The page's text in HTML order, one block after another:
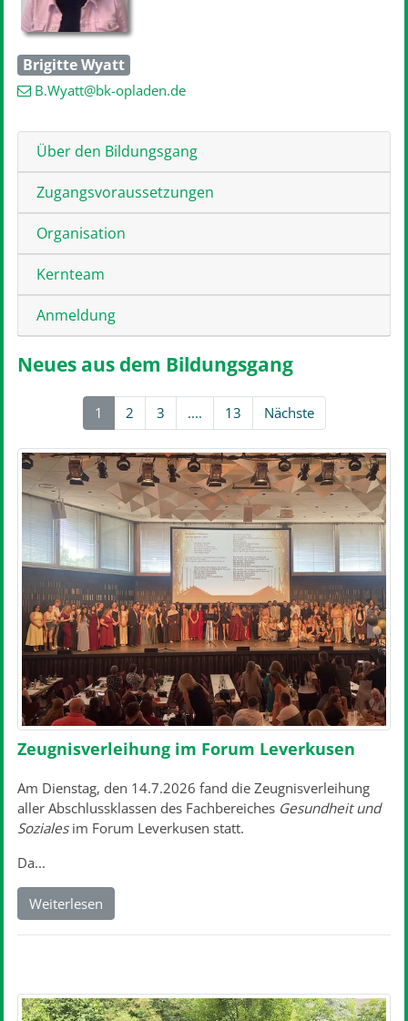
Brigitte Wyatt
B.Wyatt@bk-opladen.de
Über den Bildungsgang
Zugangsvoraussetzungen
Organisation
Kernteam
Anmeldung
Neues aus dem Bildungsgang
1 2 3 .... 13 Nächste
Zeugnisverleihung im Forum Leverkusen
Am Dienstag, den 14.7.2026 fand die Zeugnisverleihung
aller Abschlussklassen des Fachbereiches Gesundheit und
Sozialesim Forum Leverkusen statt.
Da...
Weiterlesen